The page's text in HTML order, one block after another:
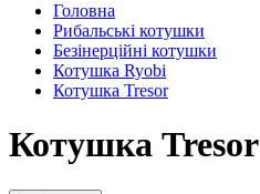
Головна
Рибальські котушки
Безінерційні котушки
Котушка Ryobi
Котушка Tresor
Котушка Tresor